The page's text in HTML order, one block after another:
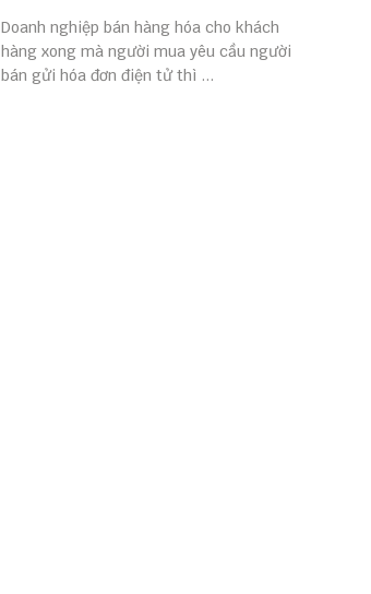
Doanh nghiệp bán hàng hóa cho khách
hàng xong mà người mua yêu cầu người
bán gửi hóa đơn điện tử thì ...